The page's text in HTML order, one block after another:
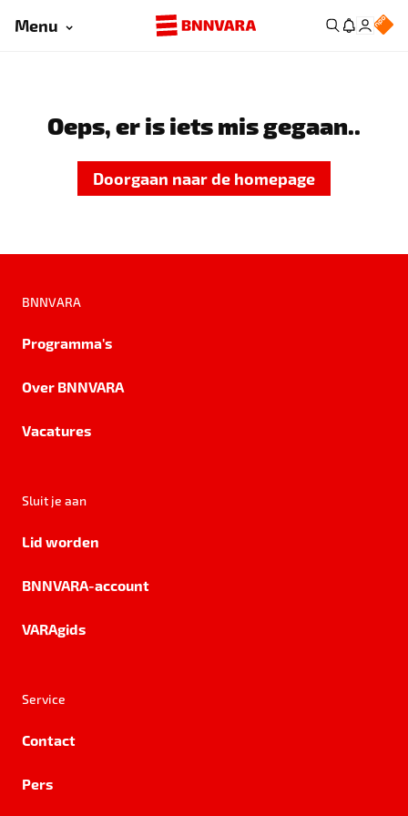
Menu
Oeps, er is iets mis gegaan..
Doorgaan naar de homepage
BNNVARA
Programma's
Over BNNVARA
Vacatures
Sluit je aan
Lid worden
BNNVARA-account
VARAgids
Service
Contact
Pers